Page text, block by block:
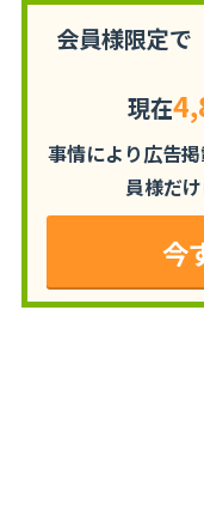
会員様限定で
現在
事情により広告
員様だ
今